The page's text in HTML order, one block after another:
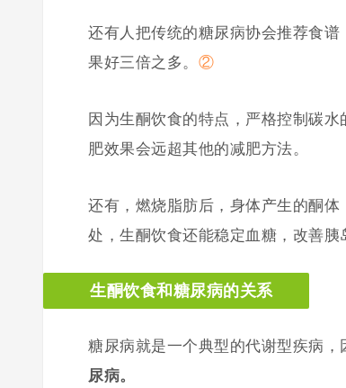
还有人把传统的糖尿病协会推荐食
果好三倍之多。 ②
因为生酮饮食的特点，严格控制碳
肥效果会远超其他的减肥方法。
还有，燃烧脂肪后，身体产生的酮
处，生酮饮食还能稳定血糖，改善胰
生酮饮食和糖尿病的关系
糖尿病就是一个典型的代谢型疾病，
尿病。